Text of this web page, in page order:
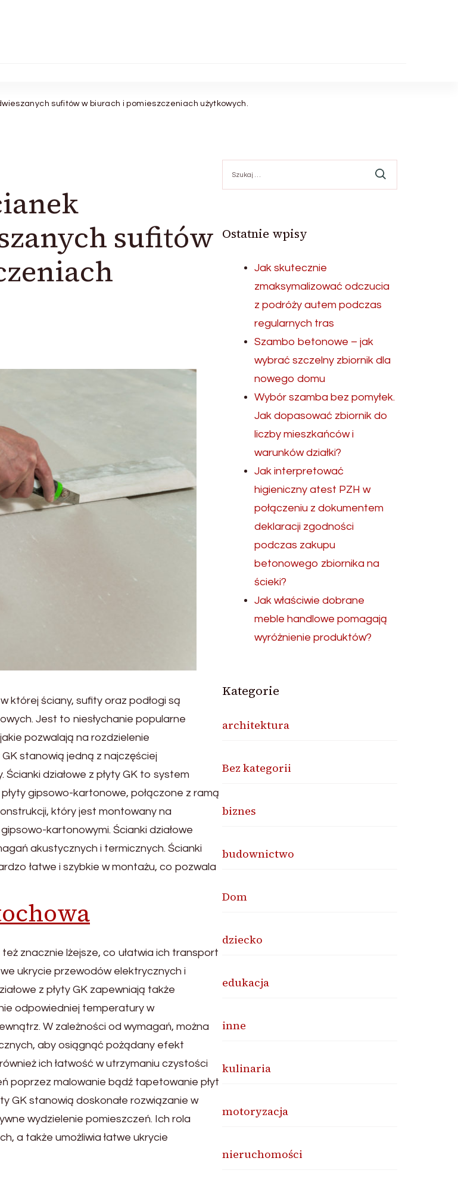
sufitów w biurach i pomieszczeniach użytkowych.
sufitów
której ściany, sufity oraz podłogi są
Jest to niesłychanie popularne
pozwalają na rozdzielenie
stanowią jedną z najczęściej
działowe z płyty GK to system
gipsowo-kartonowe, połączone z ramą
który jest montowany na
kartonowymi. Ścianki działowe
akustycznych i termicznych. Ścianki
łatwe i szybkie w montażu, co pozwala
znacznie lżejsze, co ułatwia ich transport
ukrycie przewodów elektrycznych i
z płyty GK zapewniają także
odpowiedniej temperatury w
W zależności od wymagań, można
aby osiągnąć pożądany efekt
ich łatwość w utrzymaniu czystości
poprzez malowanie bądź tapetowanie płyt
GK stanowią doskonałe rozwiązanie w
wydzielenie pomieszczeń. Ich rola
a także umożliwia łatwe ukrycie
Ostatnie wpisy
Jak skutecznie
zmaksymalizować odczucia
z podróży autem podczas
regularnych tras
Szambo betonowe – jak
wybrać szczelny zbiornik dla
nowego domu
Wybór szamba bez pomyłek.
Jak dopasować zbiornik do
liczby mieszkańców i
warunków działki?
Jak interpretować
higieniczny atest PZH w
połączeniu z dokumentem
deklaracji zgodności
podczas zakupu
betonowego zbiornika na
ścieki?
Jak właściwie dobrane
meble handlowe pomagają
wyróżnienie produktów?
Kategorie
architektura
Bez kategorii
biznes
budownictwo
Dom
dziecko
edukacja
inne
kulinaria
motoryzacja
nieruchomości